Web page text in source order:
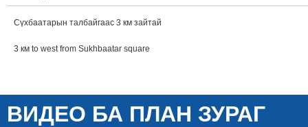
Сүхбаатарын талбайгаас 3 км зайтай
3 км to west from Sukhbaatar square
ВИДЕО БА ПЛАН ЗУРАГ